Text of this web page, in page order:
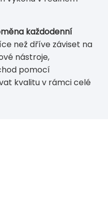
každodenní
než dříve záviset na
nástroje,
pomocí
kvalitu v rámci celé